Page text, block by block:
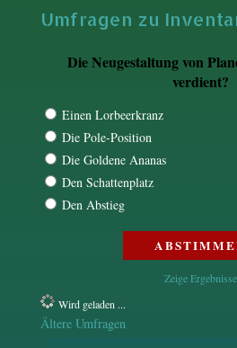
Umfragen zu
Die Neugestaltung von
verdient?
Einen Lorbeerkranz
Die Pole-Position
Die Goldene Ananas
Den Schattenplatz
Den Abstieg
Zeige Ergebnisse
Wird geladen ...
Ältere Umfragen